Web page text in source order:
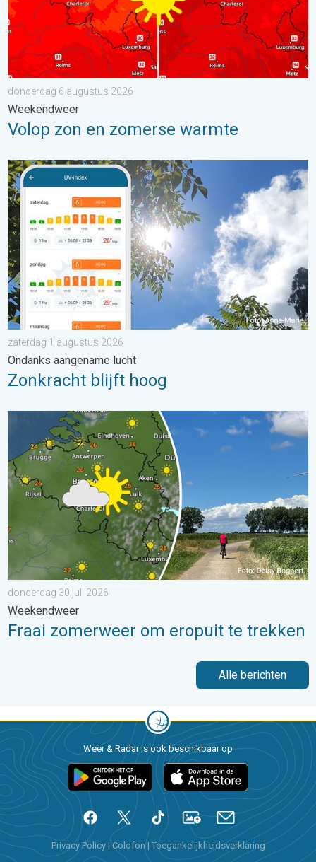
donderdag 6 augustus 2026
Weekendweer
Volop zon en zomerse warmte
Zonkracht blijft hoog. Ondanks aangename lucht. . . zaterdag
zaterdag 1 augustus 2026
Ondanks aangename lucht
Zonkracht blijft hoog
Fraai zomerweer om eropuit te trekken. Weekendweer. . .
donderdag 30 juli 2026
Weekendweer
Fraai zomerweer om eropuit te trekken
Alle berichten
Weer & Radar is ook beschikbaar op
Privacy Policy |Colofon | Toegankelijkheidsverklaring